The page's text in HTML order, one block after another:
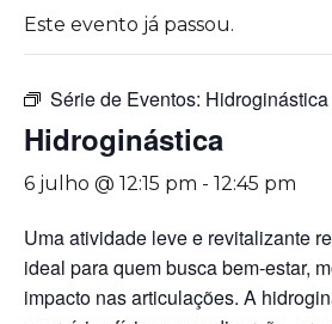
Este evento já passou.
Série de Eventos: Hidroginástica
Hidroginástica
6 julho @ 12:15 pm - 12:45 pm
Uma atividade leve e revitalizante
ideal para quem busca bem-estar,
impacto nas articulações. A